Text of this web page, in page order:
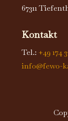
67311
Kontakt
Tel.: +49 174
info@fewo-